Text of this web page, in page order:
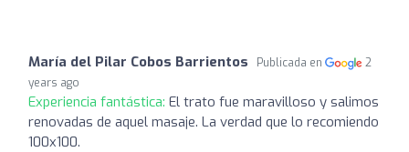
María del Pilar Cobos Barrientos Publicada en
2
years ago
Experiencia fantástica: El trato fue maravilloso y salimos
renovadas de aquel masaje. La verdad que lo recomiendo
100x100.